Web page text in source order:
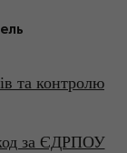
та контролю
за ЄДРПОУ